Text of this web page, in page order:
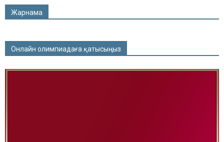
Жарнама
Онлайн олимпиадаға қатысыңыз